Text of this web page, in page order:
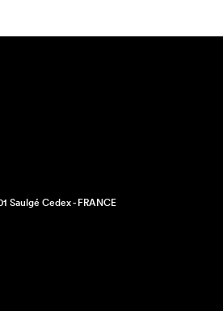
Saulgé Cedex - FRANCE